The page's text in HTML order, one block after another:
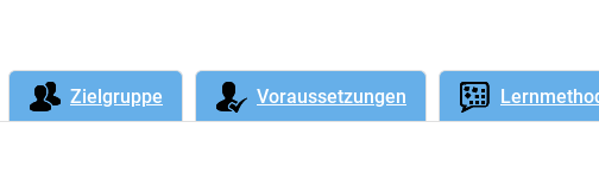
Zielgruppe Voraussetzungen